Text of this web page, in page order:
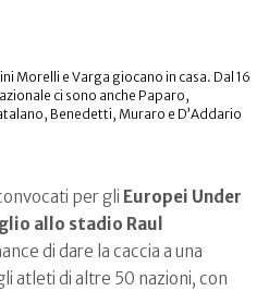
Morelli e Varga giocano in casa. Dal 16
ci sono anche Paparo,
Benedetti, Muraro e D’Addario
per gli Europei Under
allo stadio Raul
di dare la caccia a una
atleti di altre 50 nazioni, con